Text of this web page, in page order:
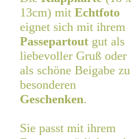
13cm) mitEchtfoto
eignet sich mit ihrem
Passepartout gut als
liebevoller Gruß oder
als schöne Beigabe zu
besonderen
Geschenken.
Sie passt mit ihrem